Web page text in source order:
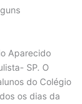
Aparecido
SP. O
do Colégio
os dias da